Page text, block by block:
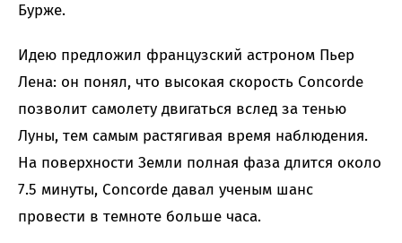
Бурже.
Идею предложил французский астроном Пьер
Лена: он понял, что высокая скорость Concorde
позволит самолету двигаться вслед за тенью
Луны, тем самым растягивая время наблюдения.
На поверхности Земли полная фаза длится около
7.5 минуты, Concorde давал ученым шанс
провести в темноте больше часа.